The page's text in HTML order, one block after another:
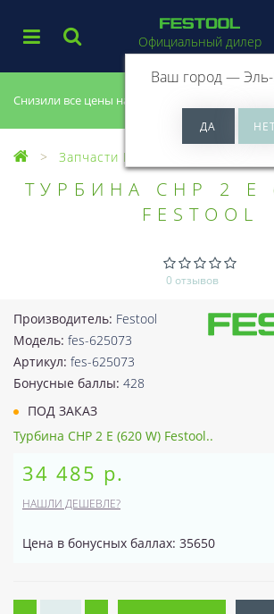
Снизили все цены на 20%, успей купить!
Официальный дилер
Ваш город —
Запчасти Festool
ТУРБИНА CHP 2 E
FESTOOL
0 отзывов
Производитель: Festool
Модель: fes-625073
Артикул: fes-625073
Бонусные баллы: 428
ПОД ЗАКАЗ
Турбина CHP 2 E (620 W) Festool..
34 485 р.
НАШЛИ ДЕШЕВЛЕ?
Цена в бонусных баллах: 35650